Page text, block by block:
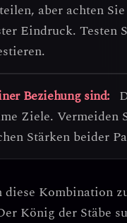
aber achten
Eindruck. Testen
Beziehung sind:
Ziele. Vermeiden
Stärken beider
diese Kombination
König der Stäbe